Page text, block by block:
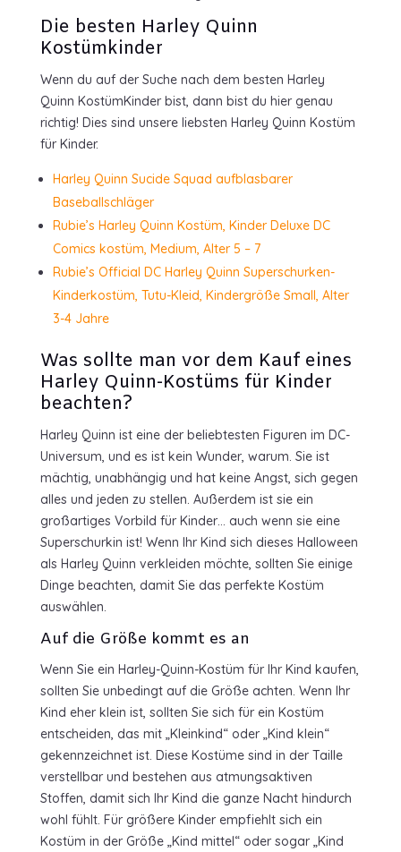
Die besten Harley Quinn
Kostümkinder
Wenn du auf der Suche nach dem besten Harley
Quinn KostümKinder bist, dann bist du hier genau
richtig! Dies sind unsere liebsten Harley Quinn Kostüm
für Kinder.
Harley Quinn Sucide Squad aufblasbarer
Baseballschläger
Rubie’s Harley Quinn Kostüm, Kinder Deluxe DC
Comics kostüm, Medium, Alter 5 – 7
Rubie’s Official DC Harley Quinn Superschurken-
Kinderkostüm, Tutu-Kleid, Kindergröße Small, Alter
3-4 Jahre
Was sollte man vor dem Kauf eines
Harley Quinn-Kostüms für Kinder
beachten?
Harley Quinn ist eine der beliebtesten Figuren im DC-
Universum, und es ist kein Wunder, warum. Sie ist
mächtig, unabhängig und hat keine Angst, sich gegen
alles und jeden zu stellen. Außerdem ist sie ein
großartiges Vorbild für Kinder… auch wenn sie eine
Superschurkin ist! Wenn Ihr Kind sich dieses Halloween
als Harley Quinn verkleiden möchte, sollten Sie einige
Dinge beachten, damit Sie das perfekte Kostüm
auswählen.
Auf die Größe kommt es an
Wenn Sie ein Harley-Quinn-Kostüm für Ihr Kind kaufen,
sollten Sie unbedingt auf die Größe achten. Wenn Ihr
Kind eher klein ist, sollten Sie sich für ein Kostüm
entscheiden, das mit „Kleinkind“ oder „Kind klein“
gekennzeichnet ist. Diese Kostüme sind in der Taille
verstellbar und bestehen aus atmungsaktiven
Stoffen, damit sich Ihr Kind die ganze Nacht hindurch
wohl fühlt. Für größere Kinder empfiehlt sich ein
Kostüm in der Größe „Kind mittel“ oder sogar „Kind